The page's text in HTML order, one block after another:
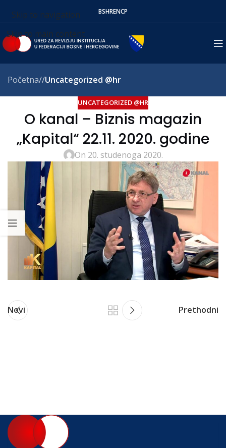
Skip to navigation
Skip to main content
BSHRENСР
Početna/ Uncategorized @hr
UNCATEGORIZED @HR
O kanal – Biznis magazin
„Kapital“ 22.11. 2020. godine
On 20. studenoga 2020.
Novi Prethodni